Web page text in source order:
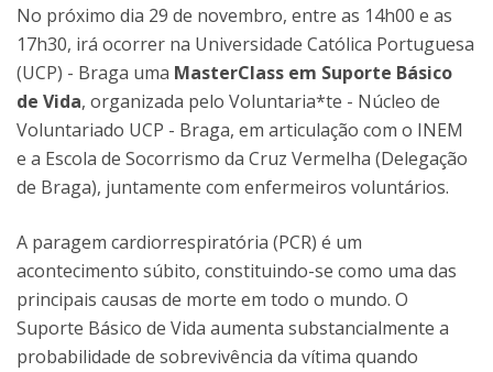
No próximo dia 29 de novembro, entre as 14h00 e as
17h30, irá ocorrer na Universidade Católica Portuguesa
(UCP) - Braga uma MasterClass em Suporte Básico
de Vida, organizada pelo Voluntaria*te - Núcleo de
Voluntariado UCP - Braga, em articulação com o INEM
e a Escola de Socorrismo da Cruz Vermelha (Delegação
de Braga), juntamente com enfermeiros voluntários.
A paragem cardiorrespiratória (PCR) é um
acontecimento súbito, constituindo-se como uma das
principais causas de morte em todo o mundo. O
Suporte Básico de Vida aumenta substancialmente a
probabilidade de sobrevivência da vítima quando